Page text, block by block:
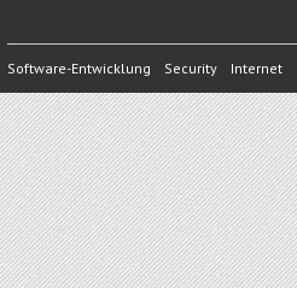
Software-Entwicklung Security Internet